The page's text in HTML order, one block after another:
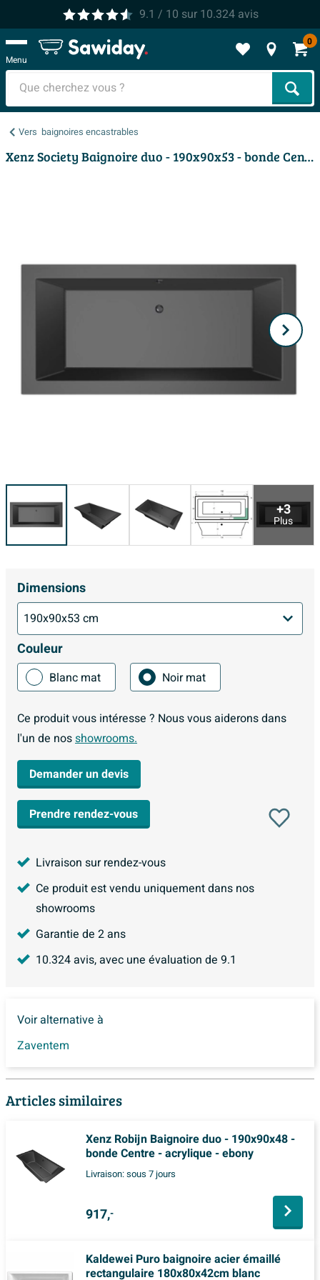
9.1 / 10 sur 10.324avis
Menu
0
Vers baignoires encastrables
Xenz Society Baignoire duo - 190x90x53 - bonde Centrale - acrylique - ebony
+3
Plus
Dimensions
Couleur
Blanc mat Noir mat
Ce produit vous intéresse ? Nous vous aiderons dans
l'un de nosshowrooms.
Demander un devis
Prendre rendez-vous
Livraison sur rendez-vous
Ce produit est vendu uniquement dans nos
showrooms
Garantie de 2 ans
10.324avis, avec une évaluation de 9.1
Voir alternative à
Zaventem
Articles similaires
Xenz Robijn Baignoire duo - 190x90x48 -
bonde Centre - acrylique - ebony
Livraison:sous 7 jours
917,-
Kaldewei Puro baignoire acier émaillé
rectangulaire 180x80x42cm blanc